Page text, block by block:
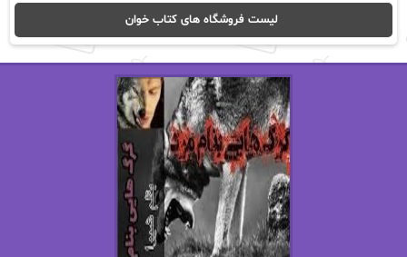
ا_اصغر زاده ا_اصغرزاده
اریک مورگنشترن از نیلوفر لاری
استل مسکم
اصغر زاده
اکرم محمدی
الف صاد
الکساندر دوما
لیست فروشگاه های کتاب خوان